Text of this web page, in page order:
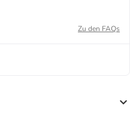
Zu den FAQs